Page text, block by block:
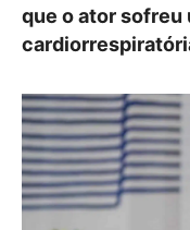
que o ator sofreu